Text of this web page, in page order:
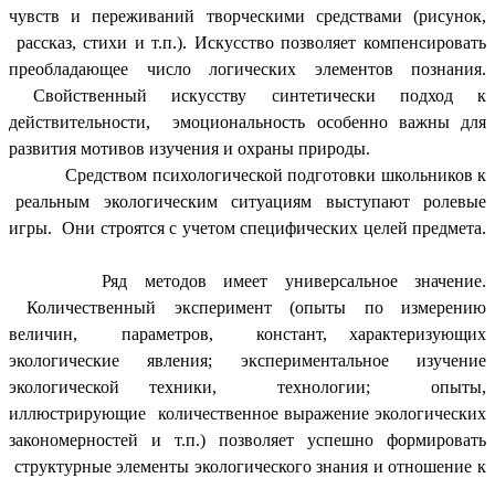
чувств и переживаний творческими средствами (рисунок,
рассказ, стихи и т.п.). Искусство позволяет компенсировать
преобладающее число логических элементов познания.
Свойственный искусству синтетически подход к
действительности, эмоциональность особенно важны для
развития мотивов изучения и охраны природы.
Средством психологической подготовки школьников к
реальным экологическим ситуациям выступают ролевые
игры. Они строятся с учетом специфических целей предмета.
Ряд методов имеет универсальное значение.
Количественный эксперимент (опыты по измерению
величин, параметров, констант, характеризующих
экологические явления; экспериментальное изучение
экологической техники, технологии; опыты,
иллюстрирующие количественное выражение экологических
закономерностей и т.п.) позволяет успешно формировать
структурные элементы экологического знания и отношение к